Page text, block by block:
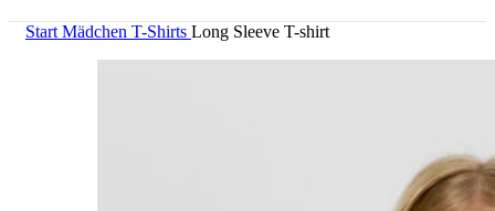
Start Mädchen T-Shirts Long Sleeve T-shirt